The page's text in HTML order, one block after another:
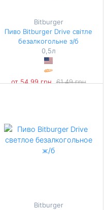
Bitburger
Пиво Bitburger Drive світле
безалкогольне з/б
0,5л
от 54,99 грн 61,49 грн
Bitburger